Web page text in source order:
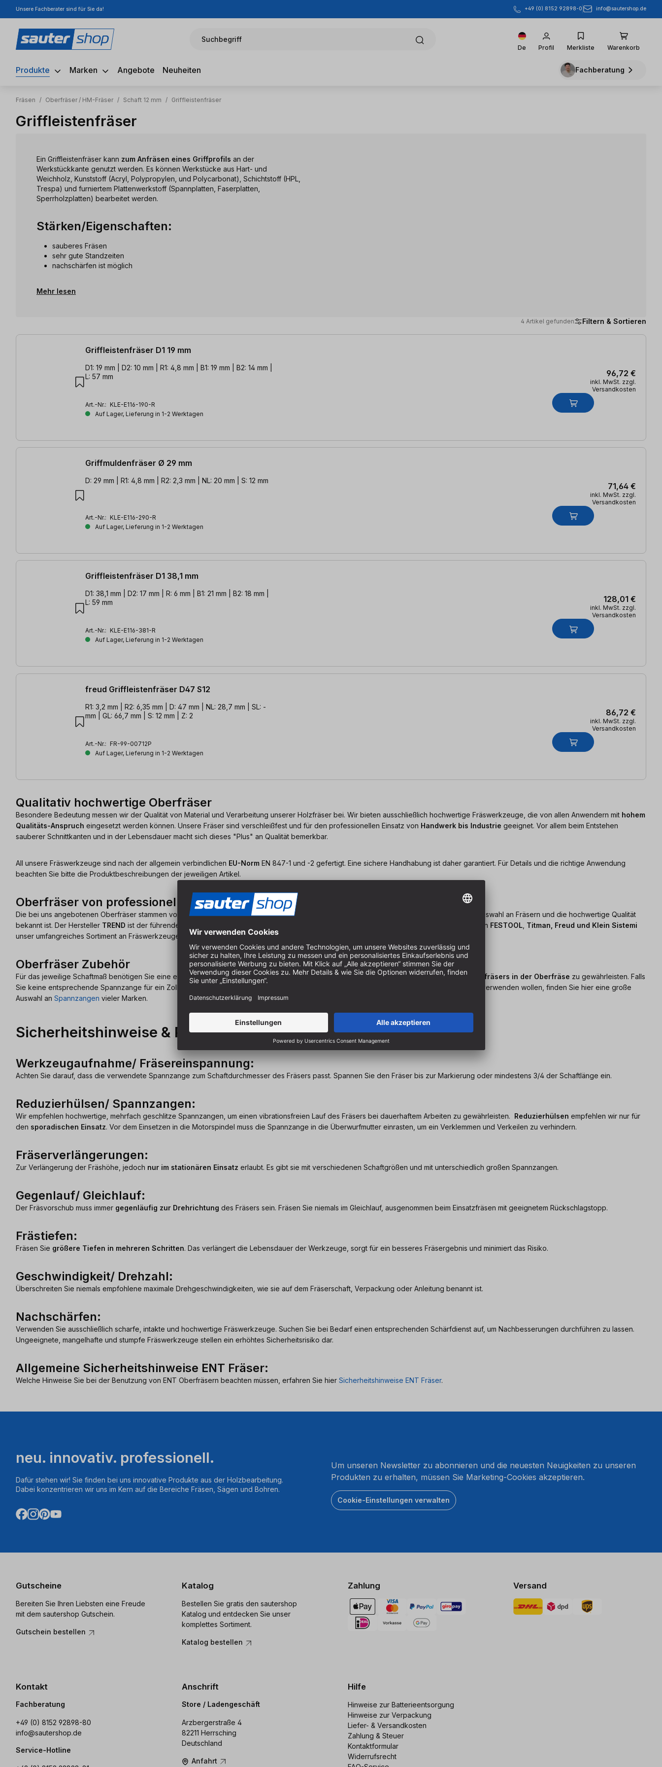
Hauptinhalt springen
Zur Suche springen
Zur Hauptnavigation springen
Unsere Fachberater sind für Sie da! +49 (0) 8152 92898-0 info@sautershop.de
Suchbegriff
De Profil Merkliste Warenkorb
Produkte Marken Angebote Neuheiten Fachberatung
Fräsen / Oberfräser / HM-Fräser / Schaft 12 mm / Griffleistenfräser
Griffleistenfräser
Ein Griffleistenfräser kann zum Anfräsen eines Griffprofils an der
Werkstückkante genutzt werden. Es können Werkstücke aus Hart- und
Weichholz, Kunststoff (Acryl, Polypropylen, und Polycarbonat), Schichtstoff (HPL,
Trespa) und furniertem Plattenwerkstoff (Spannplatten, Faserplatten,
Sperrholzplatten) bearbeitet werden.
Stärken/Eigenschaften:
sauberes Fräsen
sehr gute Standzeiten
nachschärfen ist möglich
Mehr lesen
4 Artikel gefunden Filtern & Sortieren
4 Artikel gefunden
Griffleistenfräser D1 19 mm
D1: 19 mm | D2: 10 mm | R1: 4,8 mm | B1: 19 mm | B2: 14 mm |
L: 57 mm
Art.-Nr.: KLE-E116-190-R
Auf Lager, Lieferung in 1-2 Werktagen
96,72 €
inkl. MwSt. zzgl.
Versandkosten
Griffmuldenfräser Ø 29 mm
D: 29 mm | R1: 4,8 mm | R2: 2,3 mm | NL: 20 mm | S: 12 mm
Art.-Nr.: KLE-E116-290-R
Auf Lager, Lieferung in 1-2 Werktagen
71,64 €
inkl. MwSt. zzgl.
Versandkosten
Griffleistenfräser D1 38,1 mm
D1: 38,1 mm | D2: 17 mm | R: 6 mm | B1: 21 mm | B2: 18 mm |
L: 59 mm
Art.-Nr.: KLE-E116-381-R
Auf Lager, Lieferung in 1-2 Werktagen
128,01 €
inkl. MwSt. zzgl.
Versandkosten
freud Griffleistenfräser D47 S12
R1: 3,2 mm | R2: 6,35 mm | D: 47 mm | NL: 28,7 mm | SL: -
mm | GL: 66,7 mm | S: 12 mm | Z: 2
Art.-Nr.: FR-99-00712P
Auf Lager, Lieferung in 1-2 Werktagen
86,72 €
inkl. MwSt. zzgl.
Versandkosten
Qualitativ hochwertige Oberfräser
Besondere Bedeutung messen wir der Qualität von Material und Verarbeitung unserer Holzfräser bei. Wir bieten ausschließlich hochwertige Fräswerkzeuge, die von allen Anwendern mit hohem
Qualitäts-Anspruch eingesetzt werden können. Unsere Fräser sind verschleißfest und für den professionellen Einsatz von Handwerk bis Industrie geeignet. Vor allem beim Entstehen
sauberer Schnittkanten und in der Lebensdauer macht sich dieses "Plus" an Qualität bemerkbar.
All unsere Fräswerkzeuge sind nach der allgemein verbindlichen EU-Norm EN 847-1 und -2 gefertigt. Eine sichere Handhabung ist daher garantiert. Für Details und die richtige Anwendung
beachten Sie bitte die Produktbeschreibungen der jeweiligen Artikel.
Oberfräser von professionellen Herstellern
Die bei uns angebotenen Oberfräser stammen von professionellen Herstellern.ENTist ein deutscher Partnerhersteller, welcher für die große Auswahl an Fräsern und die hochwertige Qualität
bekannt ist. Der Hersteller TREND ist der führende Anbieter von Werkzeugen für die Oberfräse aus England. Des Weiteren ergänzen die Marken FESTOOL Titman, Freud und Klein Sistemi
unser umfangreiches Sortiment an Fräswerkzeugen.
Oberfräser Zubehör
Für das jeweilige Schaftmaß benötigen Sie eine entsprechendeWerkzeugaufnahme, d.h. eine Spannzange, um einensicheren Sitz des Holzfräsers in der Oberfräse zu gewährleisten. Falls
Sie keine entsprechende Spannzange für ein Zollmaß für Ihre Oberfräse besitzen und einen Oberfräser mit einem zölligen Schaftdurchmesser verwenden wollen, finden Sie hier eine große
Auswahl an Spannzangen vieler Marken.
Sicherheitshinweise & Pflegetipps
Werkzeugaufnahme/ Fräsereinspannung:
Achten Sie darauf, dass die verwendete Spannzange zum Schaftdurchmesser des Fräsers passt. Spannen Sie den Fräser bis zur Markierung oder mindestens 3/4 der Schaftlänge ein.
Reduzierhülsen/ Spannzangen:
Wir empfehlen hochwertige, mehrfach geschlitze Spannzangen, um einen vibrationsfreien Lauf des Fräsers bei dauerhaftem Arbeiten zu gewährleisten. Reduzierhülsen empfehlen wir nur für
den sporadischen Einsatz. Vor dem Einsetzen in die Motorspindel muss die Spannzange in die Überwurfmutter einrasten, um ein Verklemmen und Verkeilen zu verhindern.
Fräserverlängerungen:
Zur Verlängerung der Fräshöhe, jedoch nur im stationären Einsatz erlaubt. Es gibt sie mit verschiedenen Schaftgrößen und mit unterschiedlich großen Spannzangen.
Gegenlauf/ Gleichlauf:
Der Fräsvorschub muss immer gegenläufig zur Drehrichtung des Fräsers sein. Fräsen Sie niemals im Gleichlauf, ausgenommen beim Einsatzfräsen mit geeignetem Rückschlagstopp.
Frästiefen:
Fräsen Sie größere Tiefen in mehreren Schritten. Das verlängert die Lebensdauer der Werkzeuge, sorgt für ein besseres Fräsergebnis und minimiert das Risiko.
Geschwindigkeit/ Drehzahl:
Überschreiten Sie niemals empfohlene maximale Drehgeschwindigkeiten, wie sie auf dem Fräserschaft, Verpackung oder Anleitung benannt ist.
Nachschärfen:
Verwenden Sie ausschließlich scharfe, intakte und hochwertige Fräswerkzeuge. Suchen Sie bei Bedarf einen entsprechenden Schärfdienst auf, um Nachbesserungen durchführen zu lassen.
Ungeeignete, mangelhafte und stumpfe Fräswerkzeuge stellen ein erhöhtes Sicherheitsrisiko dar.
Allgemeine Sicherheitshinweise ENT Fräser:
Welche Hinweise Sie bei der Benutzung von ENT Oberfräsern beachten müssen, erfahren Sie hier Sicherheitshinweise ENT Fräser.
neu. innovativ. professionell.
Dafür stehen wir! Sie finden bei uns innovative Produkte aus der Holzbearbeitung.
Dabei konzentrieren wir uns im Kern auf die Bereiche Fräsen, Sägen und Bohren.
Um unseren Newsletter zu abonnieren und die neuesten Neuigkeiten zu unseren
Produkten zu erhalten, müssen Sie Marketing-Cookies akzeptieren.
Cookie-Einstellungen verwalten
Gutscheine
Bereiten Sie Ihren Liebsten eine Freude
mit dem sautershop Gutschein.
Gutschein bestellen
Katalog
Bestellen Sie gratis den sautershop
Katalog und entdecken Sie unser
komplettes Sortiment.
Katalog bestellen
Zahlung Versand
Kontakt
Fachberatung
+49 (0) 8152 92898-80
info@sautershop.de
Service-Hotline
Anschrift
Store / Ladengeschäft
Arzbergerstraße 4
82211 Herrsching
Deutschland
Anfahrt
Hilfe
Hinweise zur Batterieentsorgung
Hinweise zur Verpackung
Liefer- & Versandkosten
Zahlung & Steuer
Kontaktformular
Widerrufsrecht